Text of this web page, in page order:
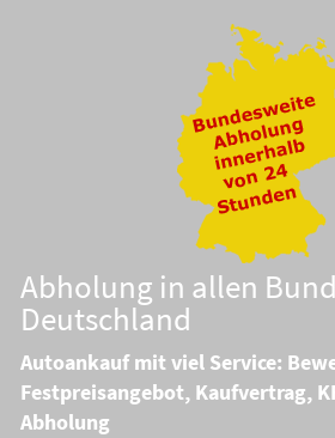
Abholung in allen
Deutschland
Autoankauf mit viel Service:
Festpreisangebot, Kaufvertrag,
Abholung